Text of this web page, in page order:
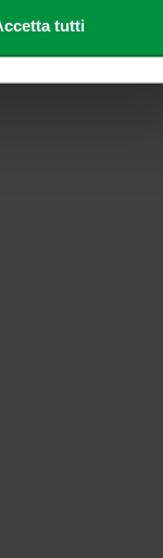
(impronte digitali).
che ha fornito loro o
tutti